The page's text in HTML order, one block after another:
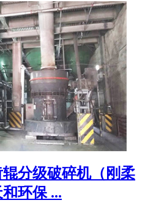
分级破碎机（刚柔
环保 ...